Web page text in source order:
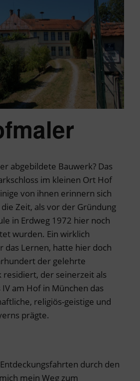
abgebildete Bauwerk? Das
im kleinen Ort Hof
von ihnen erinnern sich
Zeit, als vor der Gründung
in Erdweg 1972 hier noch
wurden. Ein wirklich
das Lernen, hatte hier doch
der gelehrte
residiert, der seinerzeit als
am Hof in München das
religiös-geistige und
prägte.
durch den
mein Weg zum